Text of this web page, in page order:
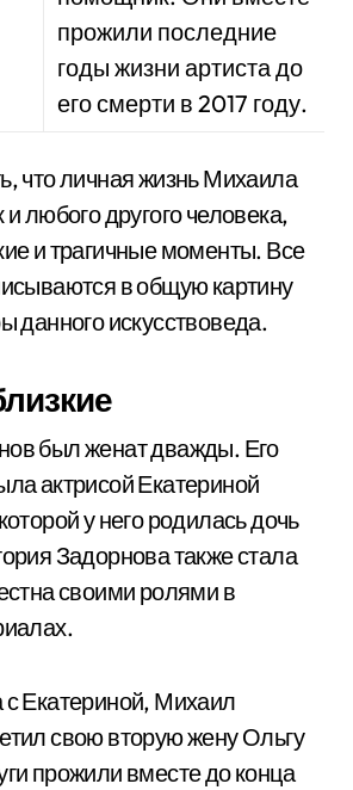
прожили последние
годы жизни артиста до
его смерти в 2017 году.
что личная жизнь Михаила
любого другого человека,
и трагичные моменты. Все
в общую картину
данного искусствоведа.
был женат дважды. Его
актрисой Екатериной
у него родилась дочь
Задорнова также стала
своими ролями в
Екатериной, Михаил
свою вторую жену Ольгу
прожили вместе до конца